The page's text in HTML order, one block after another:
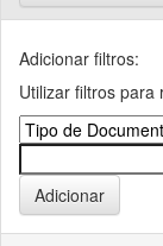
Adicionar filtros:
Utilizar filtros para